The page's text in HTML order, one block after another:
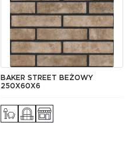
BAKER STREET BEŻOWY
250Х60Х6